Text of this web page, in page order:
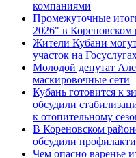
компаниями
Промежуточные
2026" в Кореновском
Жители Кубани
участок на
Молодой депутат
маскировочные сети
Кубань готовится к
обсудили
к отопительному
В Кореновском
обсудили
Чем опасно варенье